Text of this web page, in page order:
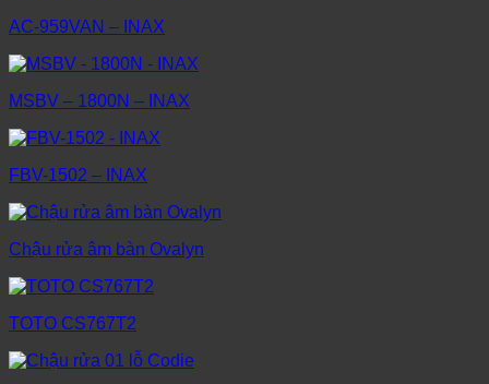
AC-959VAN – INAX
MSBV – 1800N – INAX
FBV-1502 – INAX
Chậu rửa âm bàn Ovalyn
TOTO CS767T2